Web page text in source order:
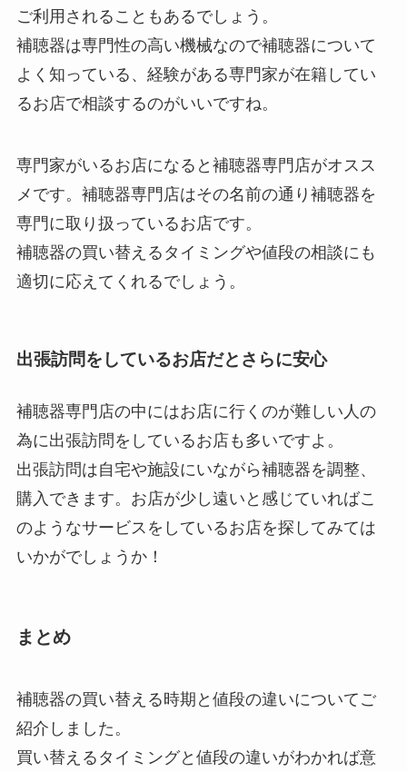
ご利用されることもあるでしょう。
補聴器は専門性の高い機械なので補聴器について
よく知っている、経験がある専門家が在籍してい
るお店で相談するのがいいですね。
専門家がいるお店になると補聴器専門店がオスス
メです。補聴器専門店はその名前の通り補聴器を
専門に取り扱っているお店です。
補聴器の買い替えるタイミングや値段の相談にも
適切に応えてくれるでしょう。
出張訪問をしているお店だとさらに安心
補聴器専門店の中にはお店に行くのが難しい人の
為に出張訪問をしているお店も多いですよ。
出張訪問は自宅や施設にいながら補聴器を調整、
購入できます。お店が少し遠いと感じていればこ
のようなサービスをしているお店を探してみては
いかがでしょうか！
まとめ
補聴器の買い替える時期と値段の違いについてご
紹介しました。
買い替えるタイミングと値段の違いがわかれば意